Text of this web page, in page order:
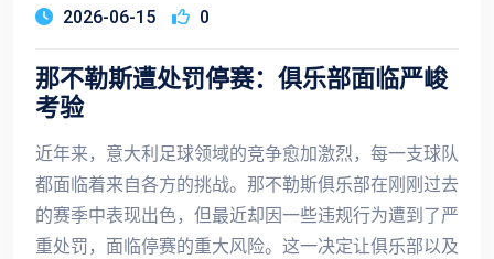
2026-06-15 0
那不勒斯遭处罚停赛：俱乐部面临严峻
考验
近年来，意大利足球领域的竞争愈加激烈，每一支球队
都面临着来自各方的挑战。那不勒斯俱乐部在刚刚过去
的赛季中表现出色，但最近却因一些违规行为遭到了严
重处罚，面临停赛的重大风险。这一决定让俱乐部以及